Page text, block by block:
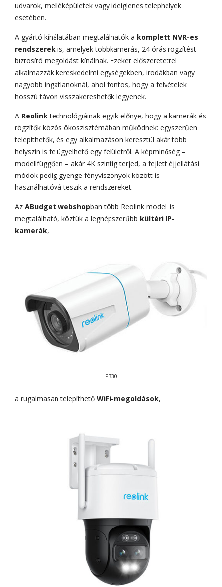
udvarok, melléképületek vagy ideiglenes telephelyek
esetében.
A gyártó kínálatában megtalálhatók a komplett NVR-es
rendszerek is, amelyek többkamerás, 24 órás rögzítést
biztosító megoldást kínálnak. Ezeket előszeretettel
alkalmazzák kereskedelmi egységekben, irodákban vagy
nagyobb ingatlanoknál, ahol fontos, hogy a felvételek
hosszú távon visszakereshetők legyenek.
A Reolinktechnológiáinak egyik előnye, hogy a kamerák és
rögzítők közös ökoszisztémában működnek: egyszerűen
telepíthetők, és egy alkalmazáson keresztül akár több
helyszín is felügyelhető egy felületről. A képminőség –
modellfüggően – akár 4K szintig terjed, a fejlett éjjellátási
módok pedig gyenge fényviszonyok között is
használhatóvá teszik a rendszereket.
Az ABudget webshopban több Reolink modell is
megtalálható, köztük a legnépszerűbb kültéri IP-
kamerák,
P330
a rugalmasan telepíthető WiFi-megoldások,